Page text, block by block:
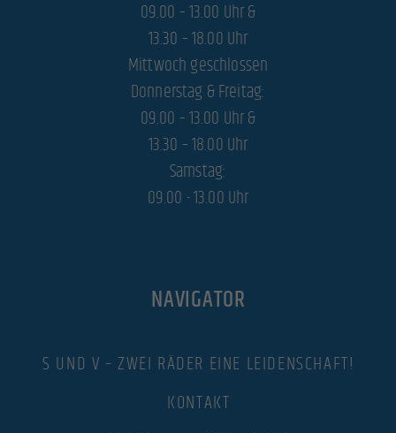
09.00 – 13.00 Uhr &
13.30 – 18.00 Uhr
Mittwoch geschlossen
Donnerstag & Freitag:
09.00 – 13.00 Uhr &
13.30 – 18.00 Uhr
Samstag:
09.00 - 13.00 Uhr
NAVIGATOR
S UND V – ZWEI RÄDER EINE LEIDENSCHAFT!
KONTAKT
Marketing-Cookies werden von Drittanbietern oder Publishern verwendet, um personalisierte Werbung
anzuzeigen. Sie tun dies, indem sie Besucher über Websites hinweg verfolgen.
Inhalte von Videoplattformen und Social-Media-Plattformen werden standardmäßig blockiert. Wenn
Cookies von externen Medien akzeptiert werden, bedarf der Zugriff auf diese Inhalte keiner manuellen
Cookie-Informationen anzeigen